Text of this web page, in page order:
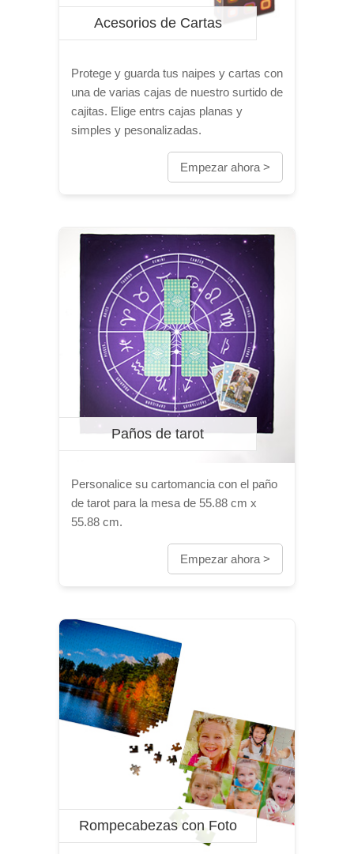
Acesorios de Cartas
Protege y guarda tus naipes y cartas con
una de varias cajas de nuestro surtido de
cajitas. Elige entrs cajas planas y
simples y pesonalizadas.
Empezar ahora >
Paños de tarot
Personalice su cartomancia con el paño
de tarot para la mesa de 55.88 cm x
55.88 cm.
Empezar ahora >
Rompecabezas con Foto